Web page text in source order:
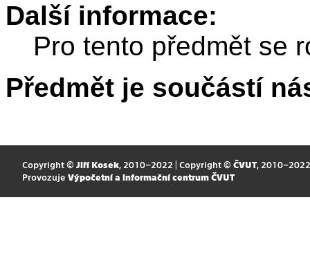
Další informace:
Pro tento předmět se
Předmět je součástí
Copyright © Jiří Kosek, 2010–2022 | Copyright © ČVUT, 2010–2022
Provozuje Výpočetní a informační centrum ČVUT